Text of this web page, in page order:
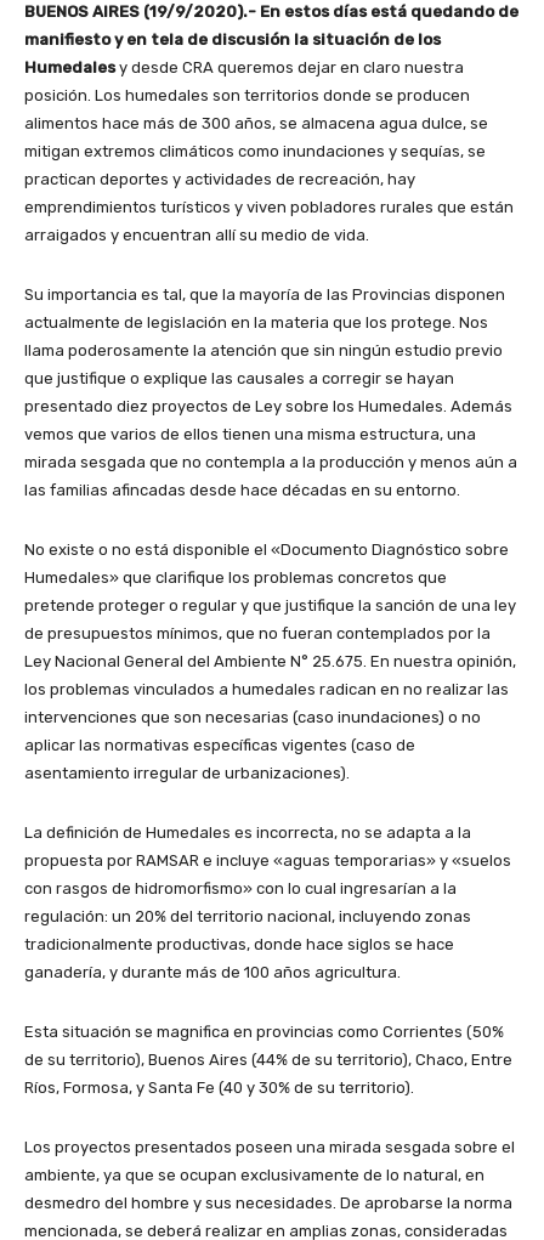
BUENOS AIRES (19/9/2020).- En estos días está quedando de
manifiesto y en tela de discusión la situación de los
Humedalesy desde CRA queremos dejar en claro nuestra
posición. Los humedales son territorios donde se producen
alimentos hace más de 300 años, se almacena agua dulce, se
mitigan extremos climáticos como inundaciones y sequías, se
practican deportes y actividades de recreación, hay
emprendimientos turísticos y viven pobladores rurales que están
arraigados y encuentran allí su medio de vida.
Su importancia es tal, que la mayoría de las Provincias disponen
actualmente de legislación en la materia que los protege. Nos
llama poderosamente la atención que sin ningún estudio previo
que justifique o explique las causales a corregir se hayan
presentado diez proyectos de Ley sobre los Humedales. Además
vemos que varios de ellos tienen una misma estructura, una
mirada sesgada que no contempla a la producción y menos aún a
las familias afincadas desde hace décadas en su entorno.
No existe o no está disponible el «Documento Diagnóstico sobre
Humedales» que clarifique los problemas concretos que
pretende proteger o regular y que justifique la sanción de una ley
de presupuestos mínimos, que no fueran contemplados por la
Ley Nacional General del Ambiente N° 25.675. En nuestra opinión,
los problemas vinculados a humedales radican en no realizar las
intervenciones que son necesarias (caso inundaciones) o no
aplicar las normativas específicas vigentes (caso de
asentamiento irregular de urbanizaciones).
La definición de Humedales es incorrecta, no se adapta a la
propuesta por RAMSAR e incluye «aguas temporarias» y «suelos
con rasgos de hidromorfismo» con lo cual ingresarían a la
regulación: un 20% del territorio nacional, incluyendo zonas
tradicionalmente productivas, donde hace siglos se hace
ganadería, y durante más de 100 años agricultura.
Esta situación se magnifica en provincias como Corrientes (50%
de su territorio), Buenos Aires (44% de su territorio), Chaco, Entre
Ríos, Formosa, y Santa Fe (40 y 30% de su territorio).
Los proyectos presentados poseen una mirada sesgada sobre el
ambiente, ya que se ocupan exclusivamente de lo natural, en
desmedro del hombre y sus necesidades. De aprobarse la norma
mencionada, se deberá realizar en amplias zonas, consideradas